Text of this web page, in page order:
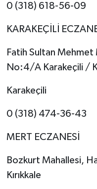
0 (318) 618-56-09
KARAKEÇİLİ
Fatih Sultan
No:4/A Karakeçili /
Karakeçili
0 (318) 474-36-43
MERT ECZANESİ
Bozkurt Mahallesi,
Kırıkkale